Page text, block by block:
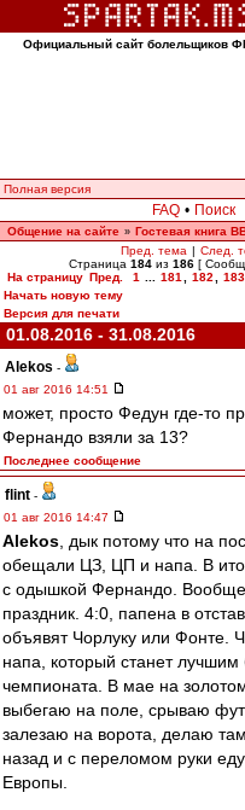
Официальный сайт болельщиков
Полная версия
FAQ • Поиск
Общение на сайте » Гостевая книга
Пред. тема | След.
Страница 184 из 186 [
На страницу Пред. 1 181 182 183
Начать новую тему
Версия для печати
01.08.2016 - 31.08.2016
Alekos -
01 авг 2016 14:51
может, просто Федун где-то
Фернандо взяли за 13?
Последнее сообщение
flint -
01 авг 2016 14:47
Alekos , дык потому что на
обещали ЦЗ, ЦП и напа. В
с одышкой Фернандо. Вообще
праздник. 4:0, папена в
объявят Чорлуку или Фонте.
напа, который станет
чемпионата. В мае на
выбегаю на поле, срываю
залезаю на ворота, делаю
назад и с переломом руки
Европы.